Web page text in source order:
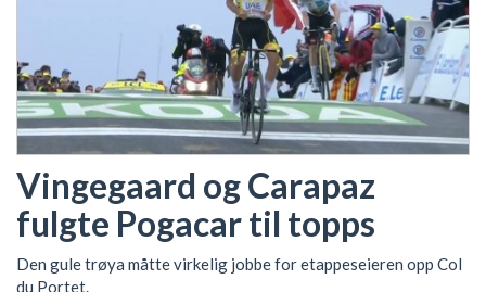
Vingegaard og Carapaz
fulgte Pogacar til topps
Den gule trøya måtte virkelig jobbe for etappeseieren opp Col
du Portet.